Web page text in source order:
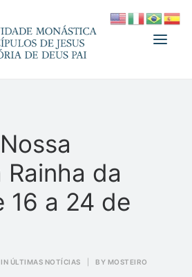
Rainha da
16 a 24 de
IN ÚLTIMAS NOTÍCIAS BY MOSTEIRO